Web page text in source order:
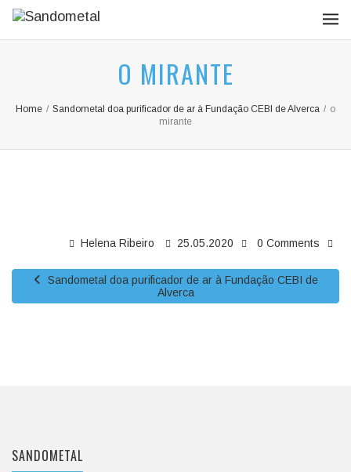
O MIRANTE
Home / Sandometal doa purificador de ar à Fundação CEBI de Alverca / o
mirante
Helena Ribeiro 25.05.2020 0 Comments
Sandometal doa purificador de ar à Fundação CEBI de
Alverca
SANDOMETAL